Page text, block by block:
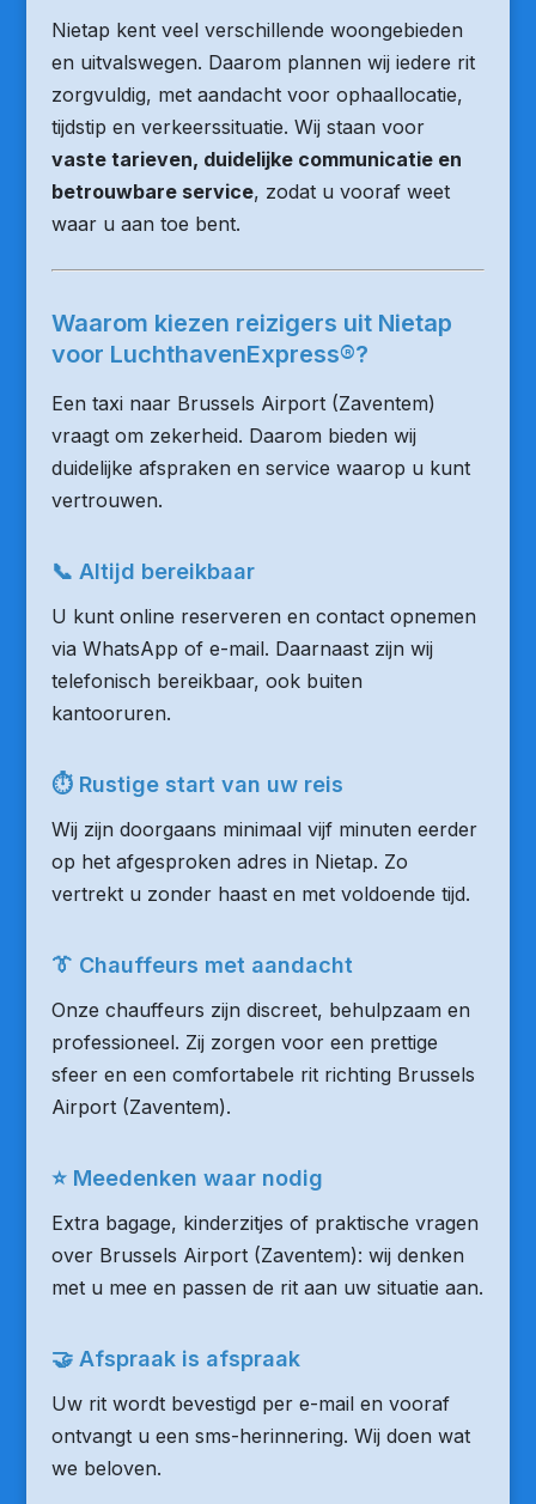
Nietap kent veel verschillende woongebieden
en uitvalswegen. Daarom plannen wij iedere rit
zorgvuldig, met aandacht voor ophaallocatie,
tijdstip en verkeerssituatie. Wij staan voor
vaste tarieven, duidelijke communicatie en
betrouwbare service, zodat u vooraf weet
waar u aan toe bent.
Waarom kiezen reizigers uit Nietap
voor LuchthavenExpress®?
Een taxi naar Brussels Airport (Zaventem)
vraagt om zekerheid. Daarom bieden wij
duidelijke afspraken en service waarop u kunt
vertrouwen.
📞 Altijd bereikbaar
U kunt online reserveren en contact opnemen
via WhatsApp of e-mail. Daarnaast zijn wij
telefonisch bereikbaar, ook buiten
kantooruren.
⏱ Rustige start van uw reis
Wij zijn doorgaans minimaal vijf minuten eerder
op het afgesproken adres in Nietap. Zo
vertrekt u zonder haast en met voldoende tijd.
👔 Chauffeurs met aandacht
Onze chauffeurs zijn discreet, behulpzaam en
professioneel. Zij zorgen voor een prettige
sfeer en een comfortabele rit richting Brussels
Airport (Zaventem).
⭐ Meedenken waar nodig
Extra bagage, kinderzitjes of praktische vragen
over Brussels Airport (Zaventem): wij denken
met u mee en passen de rit aan uw situatie aan.
🤝 Afspraak is afspraak
Uw rit wordt bevestigd per e-mail en vooraf
ontvangt u een sms-herinnering. Wij doen wat
we beloven.